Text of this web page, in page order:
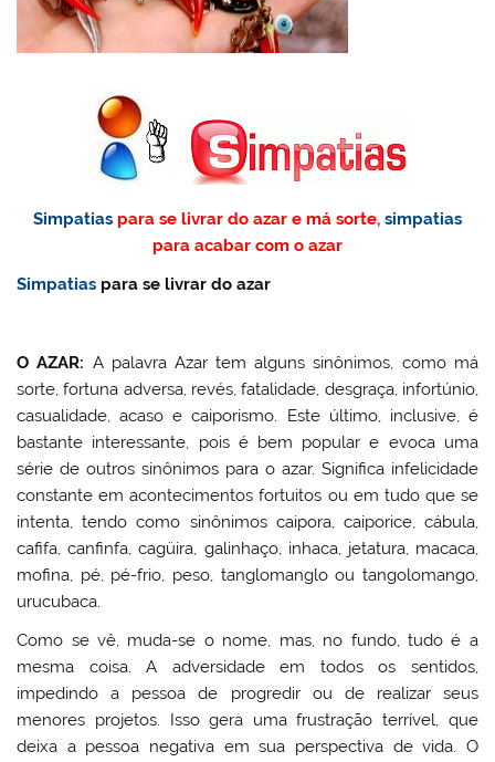
Simpatias para se livrar do azar e má sorte, simpatias
para acabar com o azar
Simpatias para se livrar do azar
O AZAR: A palavra Azar tem alguns sinônimos, como má
sorte, fortuna adversa, revés, fatalidade, desgraça, infortúnio,
casualidade, acaso e caiporismo. Este último, inclusive, é
bastante interessante, pois é bem popular e evoca uma
série de outros sinônimos para o azar. Significa infelicidade
constante em acontecimentos fortuitos ou em tudo que se
intenta, tendo como sinônimos caipora, caiporice, cábula,
cafifa, canfinfa, cagüira, galinhaço, inhaca, jetatura, macaca,
mofina, pé, pé-frio, peso, tanglomanglo ou tangolomango,
urucubaca.
Como se vê, muda-se o nome, mas, no fundo, tudo é a
mesma coisa. A adversidade em todos os sentidos,
impedindo a pessoa de progredir ou de realizar seus
menores projetos. Isso gera uma frustração terrível, que
deixa a pessoa negativa em sua perspectiva de vida. O